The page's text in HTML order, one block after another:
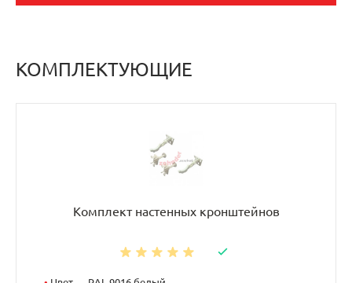
КОМПЛЕКТУЮЩИЕ
Комплект настенных кронштейнов